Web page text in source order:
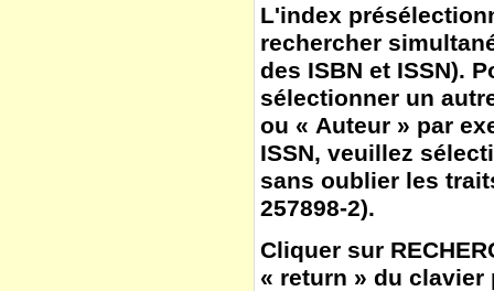
L'index
rechercher
des ISBN et ISSN).
sélectionner un
ou « Auteur » par
ISSN, veuillez
sans oublier les
257898-2).
Cliquer sur
« return » du